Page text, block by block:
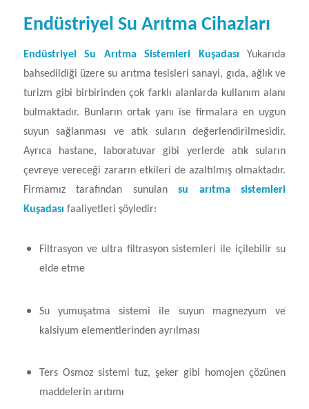
Endüstriyel Su Arıtma Cihazları
Endüstriyel Su Arıtma Sistemleri Kuşadası
Yukarıda
bahsedildiği üzere su arıtma tesisleri sanayi, gıda, ağlık ve
turizm gibi birbirinden çok farklı alanlarda kullanım alanı
bulmaktadır. Bunların ortak yanı ise firmalara en uygun
suyun sağlanması ve atık suların değerlendirilmesidir.
Ayrıca hastane, laboratuvar gibi yerlerde atık suların
çevreye vereceği zararın etkileri de azaltılmış olmaktadır.
Firmamız tarafından sunulansu arıtma sistemleri
Kuşadası faaliyetleri şöyledir:
Filtrasyon ve ultra filtrasyon sistemleri ile içilebilir su
elde etme
Su yumuşatma sistemi ile suyun magnezyum ve
kalsiyum elementlerinden ayrılması
Ters Osmoz sistemi tuz, şeker gibi homojen çözünen
maddelerin arıtımı